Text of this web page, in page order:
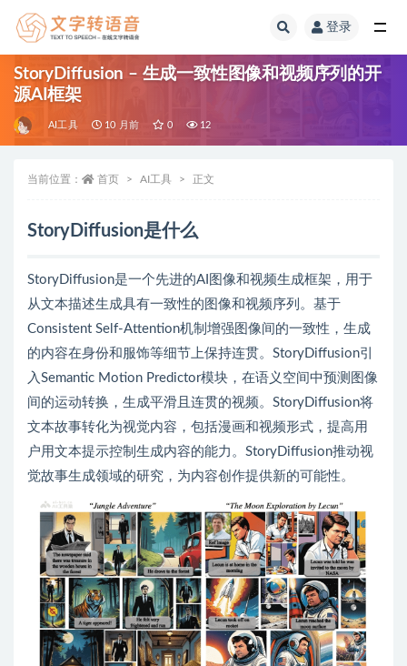
登录
StoryDiffusion – 生成一致性图像和视频序列的开
源AI框架
AI工具 10 月前 0 12
当前位置： 首页 AI工具 正文
StoryDiffusion是什么
StoryDiffusion是一个先进的AI图像和视频生成框架，用于
从文本描述生成具有一致性的图像和视频序列。基于
Consistent Self-Attention机制增强图像间的一致性，生成
的内容在身份和服饰等细节上保持连贯。StoryDiffusion引
入Semantic Motion Predictor模块，在语义空间中预测图像
间的运动转换，生成平滑且连贯的视频。StoryDiffusion将
文本故事转化为视觉内容，包括漫画和视频形式，提高用
户用文本提示控制生成内容的能力。StoryDiffusion推动视
觉故事生成领域的研究，为内容创作提供新的可能性。